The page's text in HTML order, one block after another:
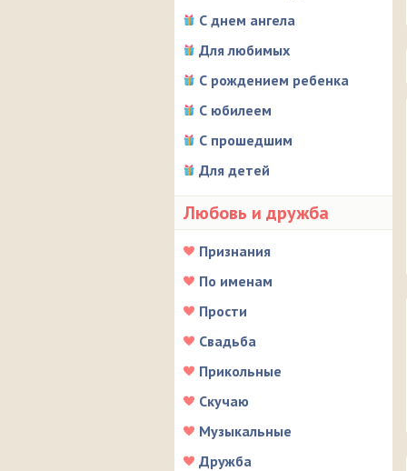
С днем ангела
Для любимых
С рождением ребенка
С юбилеем
С прошедшим
Для детей
Любовь и дружба
Признания
По именам
Прости
Свадьба
Прикольные
Скучаю
Музыкальные
Дружба